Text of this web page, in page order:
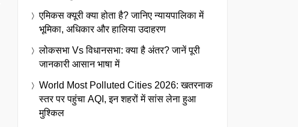
एमिकस क्यूरी क्या होता है? जानिए न्यायपालिका में
भूमिका, अधिकार और हालिया उदाहरण
लोकसभा Vs विधानसभा: क्या है अंतर? जानें पूरी
जानकारी आसान भाषा में
World Most Polluted Cities 2026: खतरनाक
स्तर पर पहुंचा AQI, इन शहरों में सांस लेना हुआ
मुश्किल